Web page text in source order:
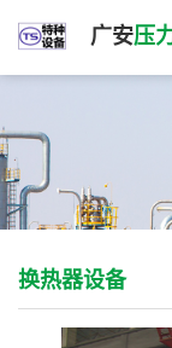
广安压
换热器设备